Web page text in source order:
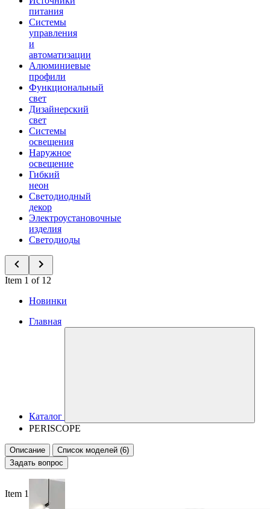
питания
Системы
управления
и
автоматизации
Алюминиевые
профили
Функциональный
свет
Дизайнерский
свет
Системы
освещения
Наружное
освещение
Гибкий
неон
Светодиодный
декор
Электроустановочные
изделия
Светодиоды
Item 1 of 12
Новинки
Главная
Каталог
PERISCOPE
Описание
Список моделей (6)
Задать вопрос
Item 1 of 3